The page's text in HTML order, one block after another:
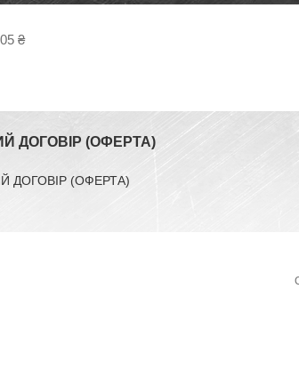
₴
ДОГОВІР (ОФЕРТА)
ДОГОВІР (ОФЕРТА)